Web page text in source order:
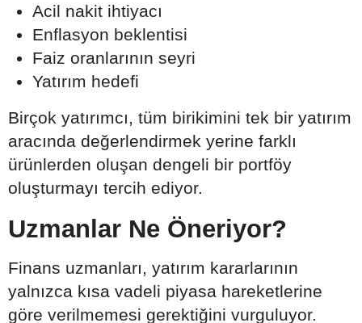
Acil nakit ihtiyacı
Enflasyon beklentisi
Faiz oranlarının seyri
Yatırım hedefi
Birçok yatırımcı, tüm birikimini tek bir yatırım
aracında değerlendirmek yerine farklı
ürünlerden oluşan dengeli bir portföy
oluşturmayı tercih ediyor.
Uzmanlar Ne Öneriyor?
Finans uzmanları, yatırım kararlarının
yalnızca kısa vadeli piyasa hareketlerine
göre verilmemesi gerektiğini vurguluyor.